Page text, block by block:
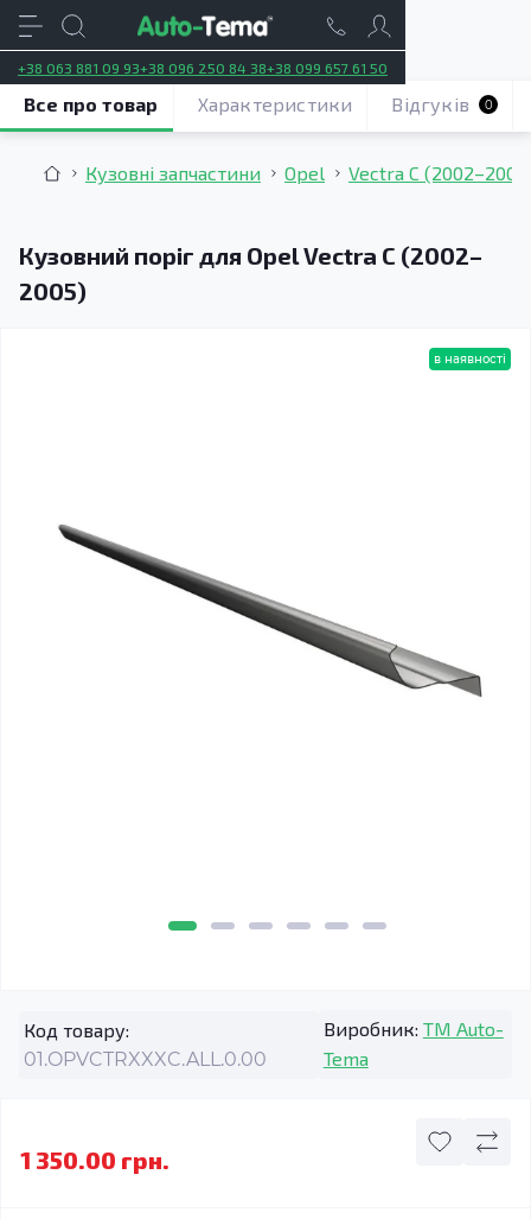
+38 063 881 09 93+38 096 250 84 38+38 099 657 61 50
Кузовні запчастини Opel Vectra C
Кузовний поріг для Opel Vectra C (2002–
2005)
Все про товар Характеристики Відгуків 0
в наявності
Код товару:
01.OPVCTRXXXC.ALL.0.00
Виробник: TM Auto-
Tema
1 350.00 грн.